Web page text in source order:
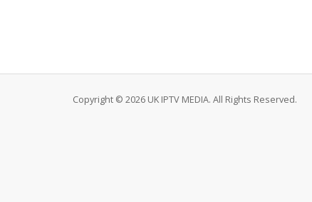
Copyright © 2026 UK IPTV MEDIA. All Rights Reserved.